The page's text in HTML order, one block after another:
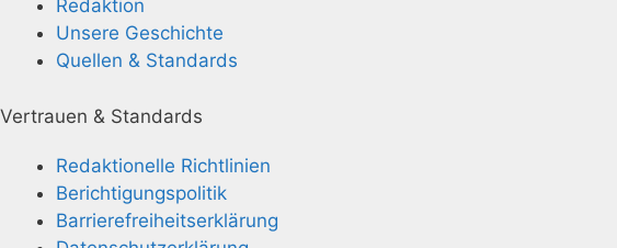
Redaktion
Unsere Geschichte
Quellen & Standards
Vertrauen & Standards
Redaktionelle Richtlinien
Berichtigungspolitik
Barrierefreiheitserklärung